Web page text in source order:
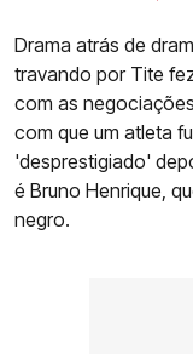
Drama atrás de
travando por Tite
com as
com que um atleta
'desprestigiado'
é Bruno Henrique,
negro.